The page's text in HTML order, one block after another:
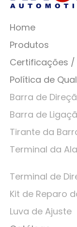
Home
Produtos
Certificações
Política de
Barra de
Barra de
Tirante da
Terminal da
Terminal de
Kit de Reparo
Luva de Ajuste